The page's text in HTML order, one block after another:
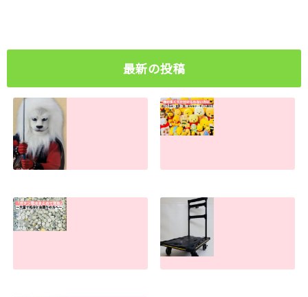
最新の投稿
古い物・キズ汚れ
があっても売れま
す！
分のお手伝いしま